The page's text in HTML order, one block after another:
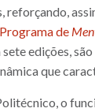
Programa de
edições,
que
o